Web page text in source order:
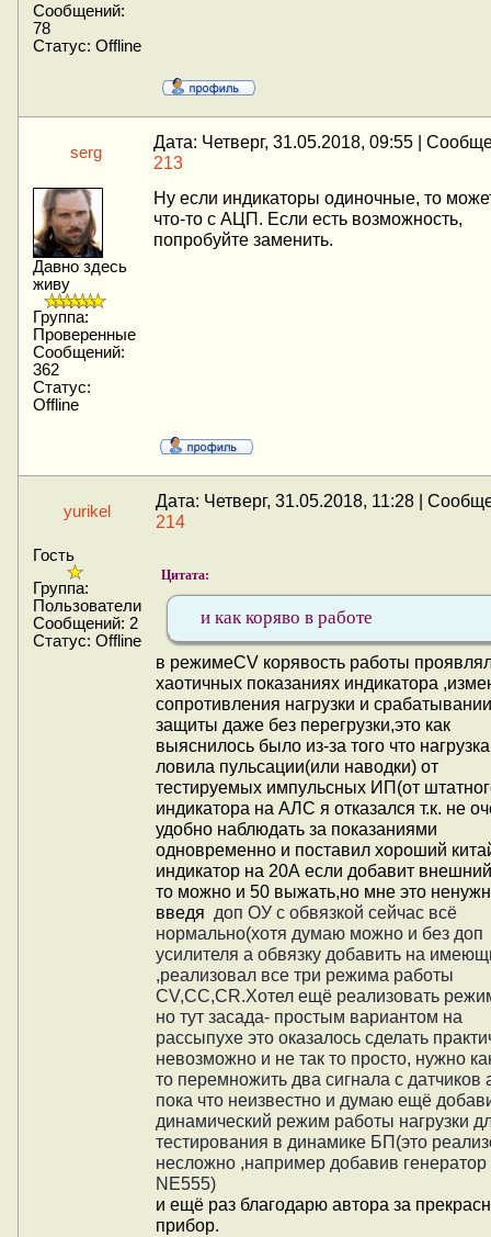
Сообщений:
78
Статус: Offline
serg
Дата: Четверг, 31.05.2018, 09:55 |
213
Давно здесь
живу
Группа:
Проверенные
Сообщений:
362
Статус:
Offline
Ну если индикаторы одиночные, то
что-то с АЦП. Если есть возможность,
попробуйте заменить.
yurikel
Дата: Четверг, 31.05.2018, 11:28 |
214
Гость
Группа:
Пользователи
Сообщений: 2
Статус: Offline
Цитата:
и как коряво в работе
в режимеCV корявость работы
хаотичных показаниях индикатора
сопротивления нагрузки и срабатывании
защиты даже без перегрузки,это как
выяснилось было из-за того что нагрузка
ловила пульсации(или наводки) от
тестируемых импульсных ИП(от
индикатора на АЛС я отказался т.к. не
удобно наблюдать за показаниями
одновременно и поставил хороший
индикатор на 20А если добавит
то можно и 50 выжать,но мне это
введя доп ОУ с обвязкой сейчас всё
нормально(хотя думаю можно и без доп
усилителя а обвязку добавить на
,реализовал все три режима работы
CV,CC,CR.Хотел ещё реализовать
но тут засада- простым вариантом на
рассыпухе это оказалось сделать
невозможно и не так то просто, нужно
то перемножить два сигнала с датчиков
пока что неизвестно и думаю ещё
динамический режим работы нагрузки
тестирования в динамике БП(это
несложно ,например добавив генератор
NE555)
и ещё раз благодарю автора за
прибор.